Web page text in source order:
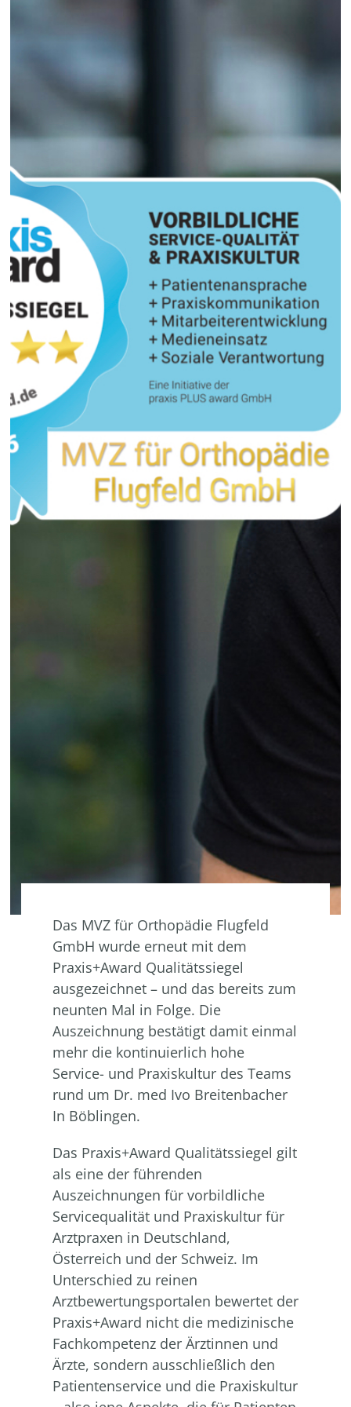
Das MVZ für Orthopädie Flugfeld
GmbH wurde erneut mit dem
Praxis+Award Qualitätssiegel
ausgezeichnet – und das bereits zum
neunten Mal in Folge. Die
Auszeichnung bestätigt damit einmal
mehr die kontinuierlich hohe
Service- und Praxiskultur des Teams
rund um Dr. med Ivo Breitenbacher
In Böblingen.
Das Praxis+Award Qualitätssiegel gilt
als eine der führenden
Auszeichnungen für vorbildliche
Servicequalität und Praxiskultur für
Arztpraxen in Deutschland,
Österreich und der Schweiz. Im
Unterschied zu reinen
Arztbewertungsportalen bewertet der
Praxis+Award nicht die medizinische
Fachkompetenz der Ärztinnen und
Ärzte, sondern ausschließlich den
Patientenservice und die Praxiskultur